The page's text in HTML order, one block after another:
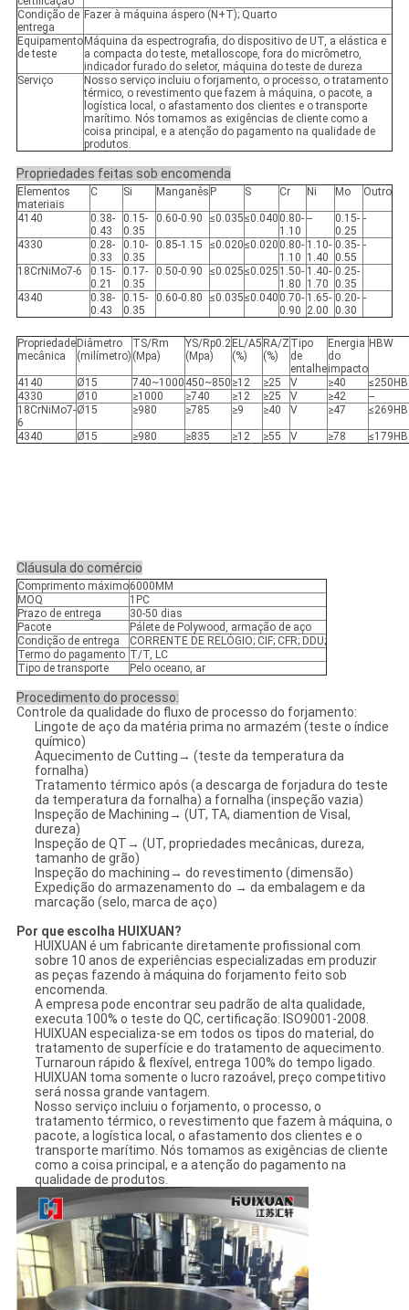
Condição de
entrega
Fazer à máquina áspero (N+T); Quarto
Equipamento
de teste
Máquina da espectrografia, do dispositivo de UT, a elástica e
a compacta do teste, metalloscope, fora do micrômetro,
indicador furado do seletor, máquina do teste de dureza
Serviço
Nosso serviço incluiu o forjamento, o processo, o tratamento
térmico, o revestimento que fazem à máquina, o pacote, a
logística local, o afastamento dos clientes e o transporte
marítimo. Nós tomamos as exigências de cliente como a
coisa principal, e a atenção do pagamento na qualidade de
produtos.
Propriedades feitas sob encomenda
Elementos
materiais
C Si Manganês P S Cr Ni Mo Outro
4140
0.38-
0.43
0.15-
0.35
0.60-0.90 ≤0.035≤0.040 0.80-
1.10
--
0.15-
0.25
-
4330
0.28-
0.33
0.10-
0.35
0.85-1.15 ≤0.020≤0.020 0.80-
1.10
1.10-
1.40
0.35-
0.55
-
18CrNiMo7-6
0.15-
0.21
0.17-
0.35
0.50-0.90 ≤0.025≤0.025 1.50-
1.80
1.40-
1.70
0.25-
0.35
4340
0.38-
0.43
0.15-
0.35
0.60-0.80 ≤0.035≤0.040 0.70-
0.90
1.65-
2.00
0.20-
0.30
-
Propriedade
mecânica
Diâmetro
(milímetro)
TS/Rm
(Mpa)
YS/Rp0.2
(Mpa)
EL/A5
(%)
RA/Z
(%)
Tipo
de
entalhe
Energia
do
impacto
HBW
4140 Ø15 740~1000 450~850 ≥12 ≥25 V ≥40
4330
Ø10 ≥1000 ≥740 ≥12 ≥25 V ≥42
--
18CrNiMo7-
6
Ø15 ≥980 ≥785 ≥9 ≥40 V ≥47
4340 Ø15 ≥980 ≥835 ≥12 ≥55 V ≥78
Cláusula do comércio
Comprimento máximo6000MM
MOQ
1PC
Prazo de entrega
30-50 dias
Pacote
Pálete de Polywood, armação de aço
Condição de entrega
CORRENTE DE RELÓGIO; CIF; CFR; DDU;
Termo do pagamento T/T, LC
Tipo de transporte
Pelo oceano, ar
Procedimento do processo:
Controle da qualidade do fluxo de processo do forjamento:
Lingote de aço da matéria prima no armazém (teste o índice
químico)
Aquecimento de Cutting→ (teste da temperatura da
fornalha)
Tratamento térmico após (a descarga de forjadura do teste
da temperatura da fornalha) a fornalha (inspeção vazia)
Inspeção de Machining→ (UT, TA, diamention de Visal,
dureza)
Inspeção de QT→ (UT, propriedades mecânicas, dureza,
tamanho de grão)
Inspeção do machining→ do revestimento (dimensão)
Expedição do armazenamento do → da embalagem e da
marcação (selo, marca de aço)
Por que escolha HUIXUAN?
HUIXUAN é um fabricante diretamente profissional com
sobre 10 anos de experiências especializadas em produzir
as peças fazendo à máquina do forjamento feito sob
encomenda.
A empresa pode encontrar seu padrão de alta qualidade,
executa 100% o teste do QC, certificação: ISO9001-2008.
HUIXUAN especializa-se em todos os tipos do material, do
tratamento de superfície e do tratamento de aquecimento.
Turnaroun rápido & flexível, entrega 100% do tempo ligado.
HUIXUAN toma somente o lucro razoável, preço competitivo
será nossa grande vantagem.
Nosso serviço incluiu o forjamento, o processo, o
tratamento térmico, o revestimento que fazem à máquina, o
pacote, a logística local, o afastamento dos clientes e o
transporte marítimo. Nós tomamos as exigências de cliente
como a coisa principal, e a atenção do pagamento na
qualidade de produtos.